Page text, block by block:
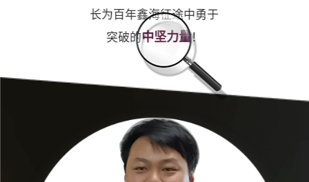
长为百年鑫海征途中勇于
突破的中坚力量！